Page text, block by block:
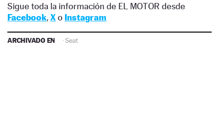
Sigue toda la información de EL MOTOR desde
Facebook, Xo Instagram
ARCHIVADO EN ·Seat